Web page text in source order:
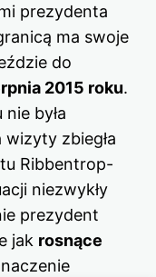
prezydenta
ma swoje
do
2015 roku.
była
zbiegła
Ribbentrop-
niezwykły
prezydent
jak rosnące